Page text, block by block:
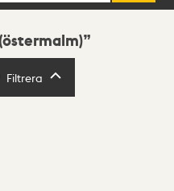
Filtrera